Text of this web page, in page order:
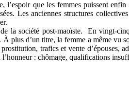
que les femmes puissent
Les anciennes structures
la société post-maoïste. En vingt-
plus d’un titre, la femme a même vu
trafics et vente
: chômage, qualifications